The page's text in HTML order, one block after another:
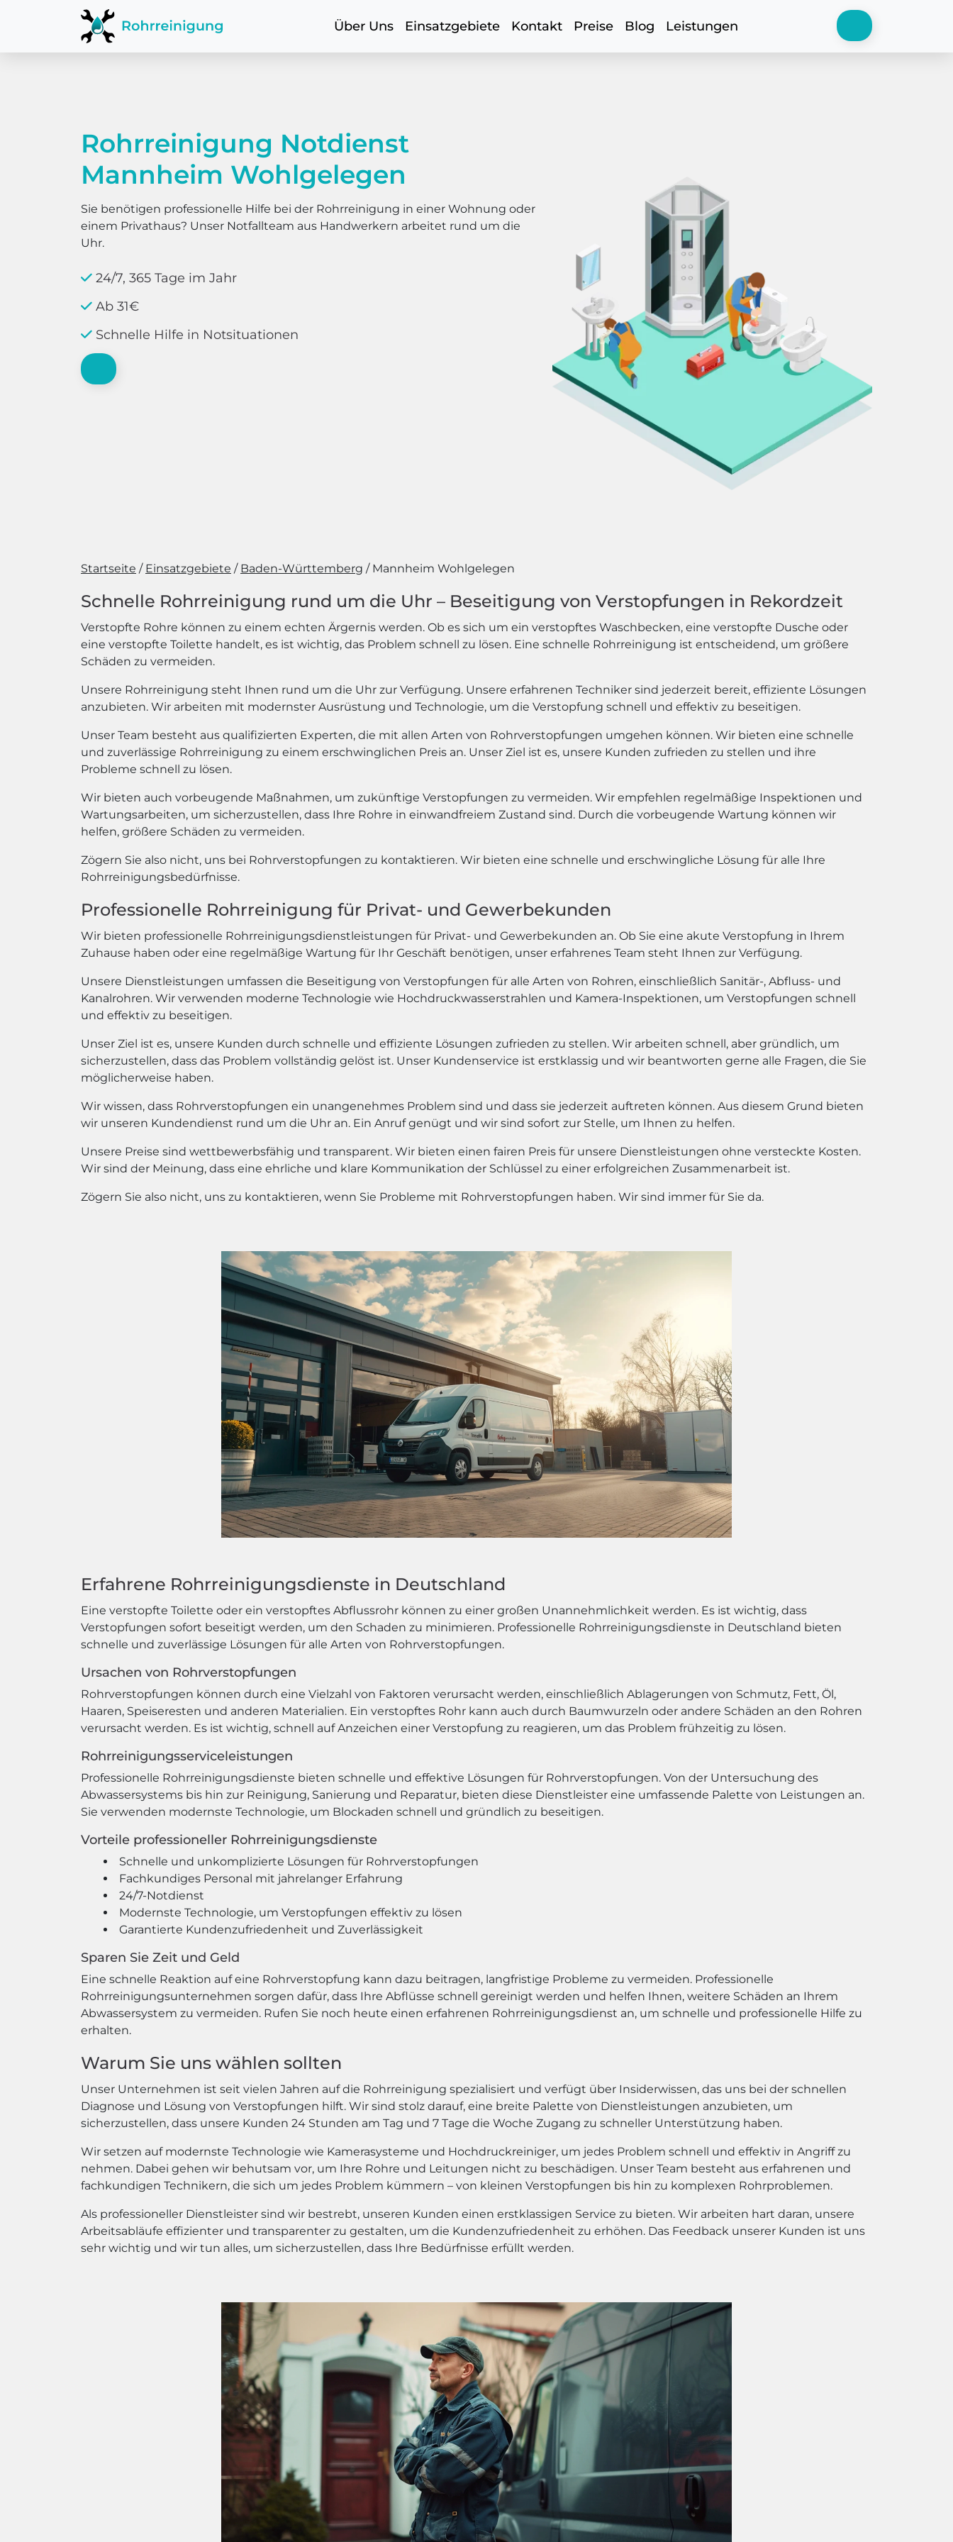
Über Uns Einsatzgebiete Kontakt Preise Blog Leistungen
Rohrreinigung Notdienst
Mannheim Wohlgelegen
Sie benötigen professionelle Hilfe bei der Rohrreinigung in einer Wohnung oder
einem Privathaus? Unser Notfallteam aus Handwerkern arbeitet rund um die
Uhr.
24/7, 365 Tage im Jahr
Ab 31€
Schnelle Hilfe in Notsituationen
Startseite Einsatzgebiete Baden-Württemberg Mannheim Wohlgelegen
Schnelle Rohrreinigung rund um die Uhr – Beseitigung von Verstopfungen in Rekordzeit
Verstopfte Rohre können zu einem echten Ärgernis werden. Ob es sich um ein verstopftes Waschbecken, eine verstopfte Dusche oder
eine verstopfte Toilette handelt, es ist wichtig, das Problem schnell zu lösen. Eine schnelle Rohrreinigung ist entscheidend, um größere
Schäden zu vermeiden.
Unsere Rohrreinigung steht Ihnen rund um die Uhr zur Verfügung. Unsere erfahrenen Techniker sind jederzeit bereit, effiziente Lösungen
anzubieten. Wir arbeiten mit modernster Ausrüstung und Technologie, um die Verstopfung schnell und effektiv zu beseitigen.
Unser Team besteht aus qualifizierten Experten, die mit allen Arten von Rohrverstopfungen umgehen können. Wir bieten eine schnelle
und zuverlässige Rohrreinigung zu einem erschwinglichen Preis an. Unser Ziel ist es, unsere Kunden zufrieden zu stellen und ihre
Probleme schnell zu lösen.
Wir bieten auch vorbeugende Maßnahmen, um zukünftige Verstopfungen zu vermeiden. Wir empfehlen regelmäßige Inspektionen und
Wartungsarbeiten, um sicherzustellen, dass Ihre Rohre in einwandfreiem Zustand sind. Durch die vorbeugende Wartung können wir
helfen, größere Schäden zu vermeiden.
Zögern Sie also nicht, uns bei Rohrverstopfungen zu kontaktieren. Wir bieten eine schnelle und erschwingliche Lösung für alle Ihre
Rohrreinigungsbedürfnisse.
Professionelle Rohrreinigung für Privat- und Gewerbekunden
Wir bieten professionelle Rohrreinigungsdienstleistungen für Privat- und Gewerbekunden an. Ob Sie eine akute Verstopfung in Ihrem
Zuhause haben oder eine regelmäßige Wartung für Ihr Geschäft benötigen, unser erfahrenes Team steht Ihnen zur Verfügung.
Unsere Dienstleistungen umfassen die Beseitigung von Verstopfungen für alle Arten von Rohren, einschließlich Sanitär-, Abfluss- und
Kanalrohren. Wir verwenden moderne Technologie wie Hochdruckwasserstrahlen und Kamera-Inspektionen, um Verstopfungen schnell
und effektiv zu beseitigen.
Unser Ziel ist es, unsere Kunden durch schnelle und effiziente Lösungen zufrieden zu stellen. Wir arbeiten schnell, aber gründlich, um
sicherzustellen, dass das Problem vollständig gelöst ist. Unser Kundenservice ist erstklassig und wir beantworten gerne alle Fragen, die Sie
möglicherweise haben.
Wir wissen, dass Rohrverstopfungen ein unangenehmes Problem sind und dass sie jederzeit auftreten können. Aus diesem Grund bieten
wir unseren Kundendienst rund um die Uhr an. Ein Anruf genügt und wir sind sofort zur Stelle, um Ihnen zu helfen.
Unsere Preise sind wettbewerbsfähig und transparent. Wir bieten einen fairen Preis für unsere Dienstleistungen ohne versteckte Kosten.
Wir sind der Meinung, dass eine ehrliche und klare Kommunikation der Schlüssel zu einer erfolgreichen Zusammenarbeit ist.
Zögern Sie also nicht, uns zu kontaktieren, wenn Sie Probleme mit Rohrverstopfungen haben. Wir sind immer für Sie da.
Erfahrene Rohrreinigungsdienste in Deutschland
Eine verstopfte Toilette oder ein verstopftes Abflussrohr können zu einer großen Unannehmlichkeit werden. Es ist wichtig, dass
Verstopfungen sofort beseitigt werden, um den Schaden zu minimieren. Professionelle Rohrreinigungsdienste in Deutschland bieten
schnelle und zuverlässige Lösungen für alle Arten von Rohrverstopfungen.
Ursachen von Rohrverstopfungen
Rohrverstopfungen können durch eine Vielzahl von Faktoren verursacht werden, einschließlich Ablagerungen von Schmutz, Fett, Öl,
Haaren, Speiseresten und anderen Materialien. Ein verstopftes Rohr kann auch durch Baumwurzeln oder andere Schäden an den Rohren
verursacht werden. Es ist wichtig, schnell auf Anzeichen einer Verstopfung zu reagieren, um das Problem frühzeitig zu lösen.
Rohrreinigungsserviceleistungen
Professionelle Rohrreinigungsdienste bieten schnelle und effektive Lösungen für Rohrverstopfungen. Von der Untersuchung des
Abwassersystems bis hin zur Reinigung, Sanierung und Reparatur, bieten diese Dienstleister eine umfassende Palette von Leistungen an.
Sie verwenden modernste Technologie, um Blockaden schnell und gründlich zu beseitigen.
Vorteile professioneller Rohrreinigungsdienste
Schnelle und unkomplizierte Lösungen für Rohrverstopfungen
Fachkundiges Personal mit jahrelanger Erfahrung
24/7-Notdienst
Modernste Technologie, um Verstopfungen effektiv zu lösen
Garantierte Kundenzufriedenheit und Zuverlässigkeit
Sparen Sie Zeit und Geld
Eine schnelle Reaktion auf eine Rohrverstopfung kann dazu beitragen, langfristige Probleme zu vermeiden. Professionelle
Rohrreinigungsunternehmen sorgen dafür, dass Ihre Abflüsse schnell gereinigt werden und helfen Ihnen, weitere Schäden an Ihrem
Abwassersystem zu vermeiden. Rufen Sie noch heute einen erfahrenen Rohrreinigungsdienst an, um schnelle und professionelle Hilfe zu
erhalten.
Warum Sie uns wählen sollten
Unser Unternehmen ist seit vielen Jahren auf die Rohrreinigung spezialisiert und verfügt über Insiderwissen, das uns bei der schnellen
Diagnose und Lösung von Verstopfungen hilft. Wir sind stolz darauf, eine breite Palette von Dienstleistungen anzubieten, um
sicherzustellen, dass unsere Kunden 24 Stunden am Tag und 7 Tage die Woche Zugang zu schneller Unterstützung haben.
Wir setzen auf modernste Technologie wie Kamerasysteme und Hochdruckreiniger, um jedes Problem schnell und effektiv in Angriff zu
nehmen. Dabei gehen wir behutsam vor, um Ihre Rohre und Leitungen nicht zu beschädigen. Unser Team besteht aus erfahrenen und
fachkundigen Technikern, die sich um jedes Problem kümmern – von kleinen Verstopfungen bis hin zu komplexen Rohrproblemen.
Als professioneller Dienstleister sind wir bestrebt, unseren Kunden einen erstklassigen Service zu bieten. Wir arbeiten hart daran, unsere
Arbeitsabläufe effizienter und transparenter zu gestalten, um die Kundenzufriedenheit zu erhöhen. Das Feedback unserer Kunden ist uns
sehr wichtig und wir tun alles, um sicherzustellen, dass Ihre Bedürfnisse erfüllt werden.